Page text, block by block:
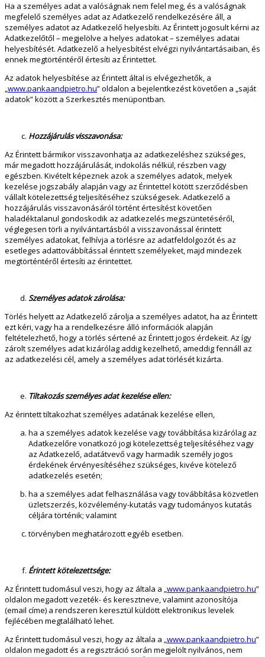
Ha a személyes adat a valóságnak nem felel meg, és a valóságnak
megfelelő személyes adat az Adatkezelő rendelkezésére áll, a
személyes adatot az Adatkezelő helyesbíti. Az Érintett jogosult kérni az
Adatkezelőtől – megjelölve a helyes adatokat – személyes adatai
helyesbítését. Adatkezelő a helyesbítést elvégzi nyilvántartásaiban, és
ennek megtörténtéről értesíti az Érintettet.
Az adatok helyesbítése az Érintett által is elvégezhetők, a
„www.pankaandpietro.hu” oldalon a bejelentkezést követően a „saját
adatok” között a Szerkesztés menüpontban.
Hozzájárulás visszavonása:
Az Érintett bármikor visszavonhatja az adatkezeléshez szükséges,
már megadott hozzájárulását, indokolás nélkül, részben vagy
egészben. Kivételt képeznek azok a személyes adatok, melyek
kezelése jogszabály alapján vagy az Érintettel kötött szerződésben
vállalt kötelezettség teljesítéséhez szükségesek. Adatkezelő a
hozzájárulás visszavonásáról történt értesítést követően
haladéktalanul gondoskodik az adatkezelés megszüntetéséről,
véglegesen törli a nyilvántartásból a visszavonással érintett
személyes adatokat, felhívja a törlésre az adatfeldolgozót és az
esetleges adattovábbítással érintett személyeket, majd mindezek
megtörténtéről értesíti az érintettet.
Személyes adatok zárolása:
Törlés helyett az Adatkezelő zárolja a személyes adatot, ha az Érintett
ezt kéri, vagy ha a rendelkezésre álló információk alapján
feltételezhető, hogy a törlés sértené az Érintett jogos érdekeit. Az így
zárolt személyes adat kizárólag addig kezelhető, ameddig fennáll az
az adatkezelési cél, amely a személyes adat törlését kizárta.
Tiltakozás személyes adat kezelése ellen:
Az érintett tiltakozhat személyes adatának kezelése ellen,
ha a személyes adatok kezelése vagy továbbítása kizárólag az
Adatkezelőre vonatkozó jogi kötelezettség teljesítéséhez vagy
az Adatkezelő, adatátvevő vagy harmadik személy jogos
érdekének érvényesítéséhez szükséges, kivéve kötelező
adatkezelés esetén;
ha a személyes adat felhasználása vagy továbbítása közvetlen
üzletszerzés, közvélemény-kutatás vagy tudományos kutatás
céljára történik; valamint
törvényben meghatározott egyéb esetben.
Érintett kötelezettsége:
Az Érintett tudomásul veszi, hogy az általa a „www.pankaandpietro.hu”
oldalon megadott vezeték- és keresztneve, valamint azonosítója
(email címe) a rendszeren keresztül küldött elektronikus levelek
fejlécében megtalálható lehet.
Az Érintett tudomásul veszi, hogy az általa a „www.pankaandpietro.hu”
oldalon megadott és a regisztráció során megjelölt nyilvános, nem